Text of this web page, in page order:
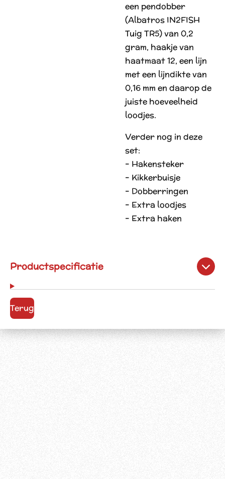
een pendobber
(Albatros IN2FISH
Tuig TR5) van 0,2
gram, haakje van
haatmaat 12, een lijn
met een lijndikte van
0,16 mm en daarop de
juiste hoeveelheid
loodjes.
Verder nog in deze
set:
– Hakensteker
– Kikkerbuisje
– Dobberringen
– Extra loodjes
– Extra haken
Productspecificatie
Terug